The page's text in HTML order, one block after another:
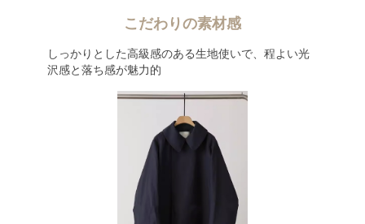
こだわりの素材感
しっかりとした高級感のある生地使いで、程よい光
沢感と落ち感が魅力的